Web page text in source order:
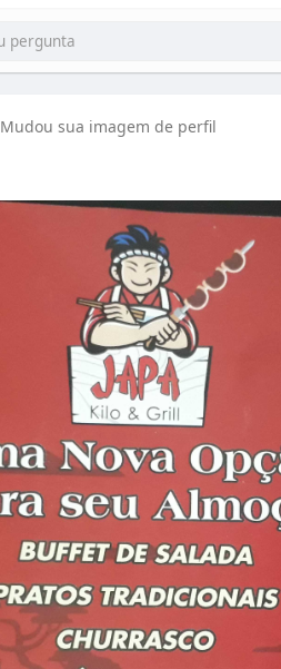
Mudou sua imagem de perfil